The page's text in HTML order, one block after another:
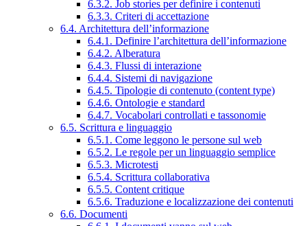
6.3.2. Job stories per definire i contenuti
6.3.3. Criteri di accettazione
6.4. Architettura dell’informazione
6.4.1. Definire l’architettura dell’informazione
6.4.2. Alberatura
6.4.3. Flussi di interazione
6.4.4. Sistemi di navigazione
6.4.5. Tipologie di contenuto (content type)
6.4.6. Ontologie e standard
6.4.7. Vocabolari controllati e tassonomie
6.5. Scrittura e linguaggio
6.5.1. Come leggono le persone sul web
6.5.2. Le regole per un linguaggio semplice
6.5.3. Microtesti
6.5.4. Scrittura collaborativa
6.5.5. Content critique
6.5.6. Traduzione e localizzazione dei contenuti
6.6. Documenti